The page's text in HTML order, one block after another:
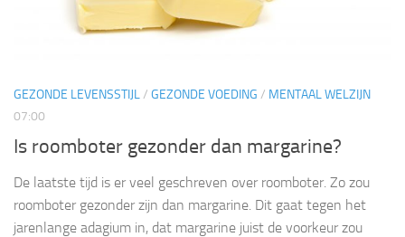
GEZONDE LEVENSSTIJL/ GEZONDE VOEDING / MENTAAL WELZIJN
07:00
Is roomboter gezonder dan margarine?
De laatste tijd is er veel geschreven over roomboter. Zo zou
roomboter gezonder zijn dan margarine. Dit gaat tegen het
jarenlange adagium in, dat margarine juist de voorkeur zou